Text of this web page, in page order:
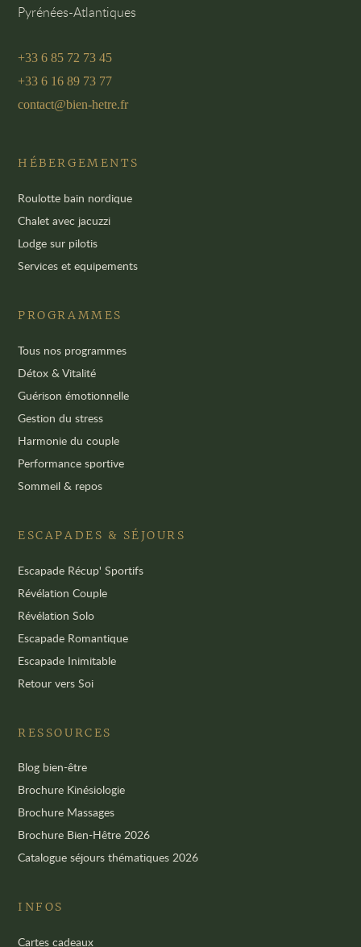
Pyrénées-Atlantiques
+33 6 85 72 73 45
+33 6 16 89 73 77
contact@bien-hetre.fr
HÉBERGEMENTS
Roulotte bain nordique
Chalet avec jacuzzi
Lodge sur pilotis
Services et equipements
PROGRAMMES
Tous nos programmes
Détox & Vitalité
Guérison émotionnelle
Gestion du stress
Harmonie du couple
Performance sportive
Sommeil & repos
ESCAPADES & SÉJOURS
Escapade Récup' Sportifs
Révélation Couple
Révélation Solo
Escapade Romantique
Escapade Inimitable
Retour vers Soi
RESSOURCES
Blog bien-être
Brochure Kinésiologie
Brochure Massages
Brochure Bien-Hêtre 2026
Catalogue séjours thématiques 2026
INFOS
Cartes cadeaux